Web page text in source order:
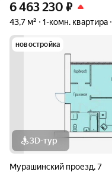
6 463 230 ₽
43,7 м² 1-комн. квартира
новостройка
3D-тур
Мурашинский проезд,7